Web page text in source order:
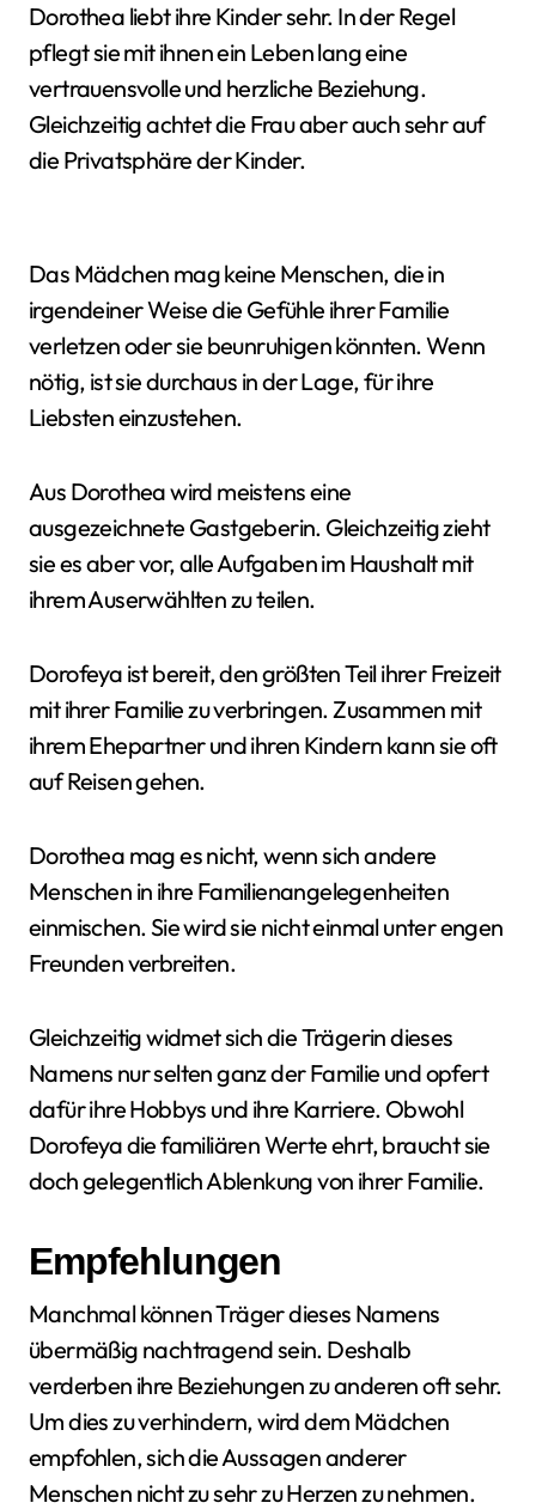
Dorothea liebt ihre Kinder sehr. In der Regel
pflegt sie mit ihnen ein Leben lang eine
vertrauensvolle und herzliche Beziehung.
Gleichzeitig achtet die Frau aber auch sehr auf
die Privatsphäre der Kinder.
Das Mädchen mag keine Menschen, die in
irgendeiner Weise die Gefühle ihrer Familie
verletzen oder sie beunruhigen könnten. Wenn
nötig, ist sie durchaus in der Lage, für ihre
Liebsten einzustehen.
Aus Dorothea wird meistens eine
ausgezeichnete Gastgeberin. Gleichzeitig zieht
sie es aber vor, alle Aufgaben im Haushalt mit
ihrem Auserwählten zu teilen.
Dorofeya ist bereit, den größten Teil ihrer Freizeit
mit ihrer Familie zu verbringen. Zusammen mit
ihrem Ehepartner und ihren Kindern kann sie oft
auf Reisen gehen.
Dorothea mag es nicht, wenn sich andere
Menschen in ihre Familienangelegenheiten
einmischen. Sie wird sie nicht einmal unter engen
Freunden verbreiten.
Gleichzeitig widmet sich die Trägerin dieses
Namens nur selten ganz der Familie und opfert
dafür ihre Hobbys und ihre Karriere. Obwohl
Dorofeya die familiären Werte ehrt, braucht sie
doch gelegentlich Ablenkung von ihrer Familie.
Empfehlungen
Manchmal können Träger dieses Namens
übermäßig nachtragend sein. Deshalb
verderben ihre Beziehungen zu anderen oft sehr.
Um dies zu verhindern, wird dem Mädchen
empfohlen, sich die Aussagen anderer
Menschen nicht zu sehr zu Herzen zu nehmen.